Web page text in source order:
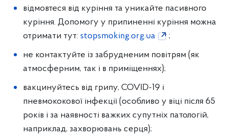
відмовтеся від куріння та уникайте пасивного
куріння. Допомогу у припиненні куріння можна
отримати тут: stopsmoking.org.ua
;
не контактуйте із забрудненим повітрям (як
атмосферним, так і в приміщеннях);
вакцинуйтесь від грипу, COVID-19 і
пневмококової інфекції (особливо у віці після 65
років і за наявності важких супутніх патологій,
наприклад, захворювань серця);